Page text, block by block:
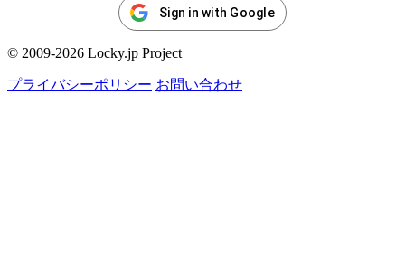
Sign in with Google
© 2009-2026 Locky.jp Project
プライバシーポリシー お問い合わせ